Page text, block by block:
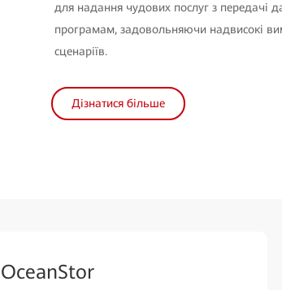
для надання чудових послуг з передачі
програмам, задовольняючи надвисокі
сценаріїв.
Дізнатися більше
OceanStor